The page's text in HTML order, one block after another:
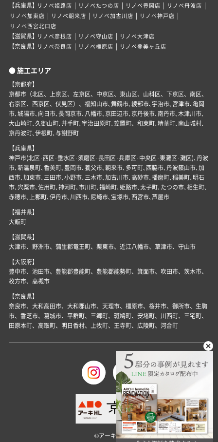
【兵庫県】 リノベ姫路店 | リノベたつの店 | リノベ豊岡店 | リノベ丹波店 |
リノベ加東店 | リノベ朝来店 | リノベ加古川店 | リノベ神戸店 |
リノベ西宮北口店
【滋賀県】 リノベ彦根店 | リノベ守山店 | リノベ大津店
【奈良県】 リノベ奈良店 | リノベ橿原店 | リノベ登美ヶ丘店
● 施工エリア
【京都府】
京都市（北区、上京区、左京区、中京区、東山区、山科区、下京区、南区、
右京区、西京区、伏見区）、福知山市､舞鶴市､綾部市､宇治市､宮津市､亀岡
市､城陽市､向日市､長岡京市､八幡市､京田辺市､京丹後市､南丹市､木津川市､
大山崎町､久御山町､井手町､宇治田原町､笠置町、和束町､精華町､南山城村､
京丹波町､伊根町､与謝野町
【兵庫県】
神戸市(北区･西区･垂水区･須磨区･長田区･兵庫区･中央区･東灘区･灘区)､丹波
市､新温泉町､香美町､豊岡市､養父市､朝来市､多可町､西脇市､丹波篠山市､加
西市､加東市､三田市､小野市､三木市､加古川市､高砂市､播磨町､稲美町､明石
市､宍粟市､佐用町､神河町､市川町､福崎町､姫路市､太子町､たつの市､相生町､
赤穂市､上郡町､伊丹市､川西市､尼崎市､宝塚市､西宮市､芦屋市
【福井県】
大飯町
【滋賀県】
大津市、野洲市、蒲生郡竜王町、栗東市、近江八幡市、草津市、守山市
【大阪府】
豊中市、池田市、豊能郡豊能町、豊能郡能勢町、箕面市、吹田市、茨木市、
枚方市、高槻市
【奈良県】
奈良市、大和高田市、大和郡山市、天理市、橿原市、桜井市、御所市、生駒
市、香芝市、葛城市、平群町、三郷町、斑鳩町、安堵町、川西町、三宅町、
田原本町、高取町、明日香村、上牧町、王寺町、広陵町、河合町
©アーキHL